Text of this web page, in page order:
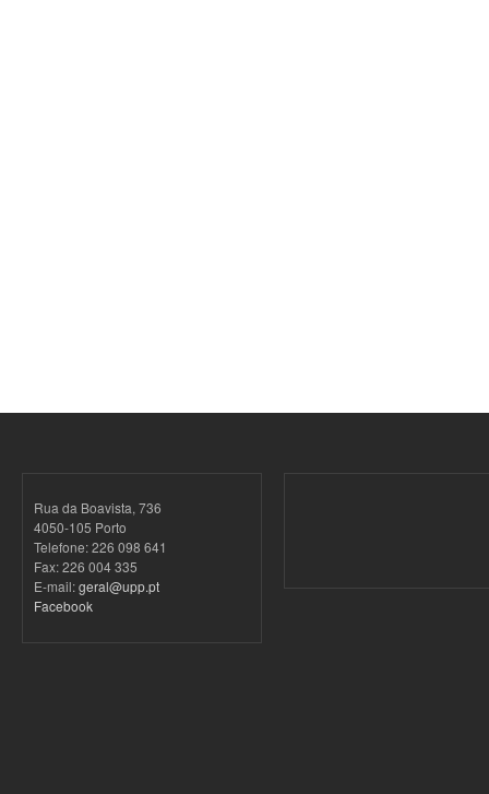
Rua da Boavista, 736
4050-105 Porto
Telefone: 226 098 641
Fax: 226 004 335
E-mail:geral@upp.pt
Facebook